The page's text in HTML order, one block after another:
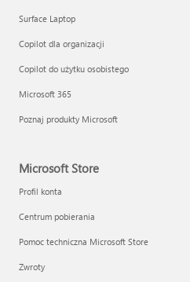
Surface Laptop
Copilot dla organizacji
Copilot do użytku osobistego
Microsoft 365
Poznaj produkty Microsoft
Microsoft Store
Profil konta
Centrum pobierania
Pomoc techniczna Microsoft Store
Zwroty